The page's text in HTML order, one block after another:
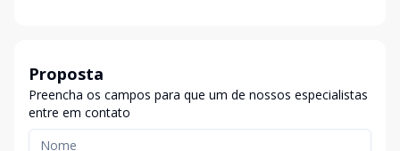
Proposta
Preencha os campos para que um de nossos especialistas
entre em contato